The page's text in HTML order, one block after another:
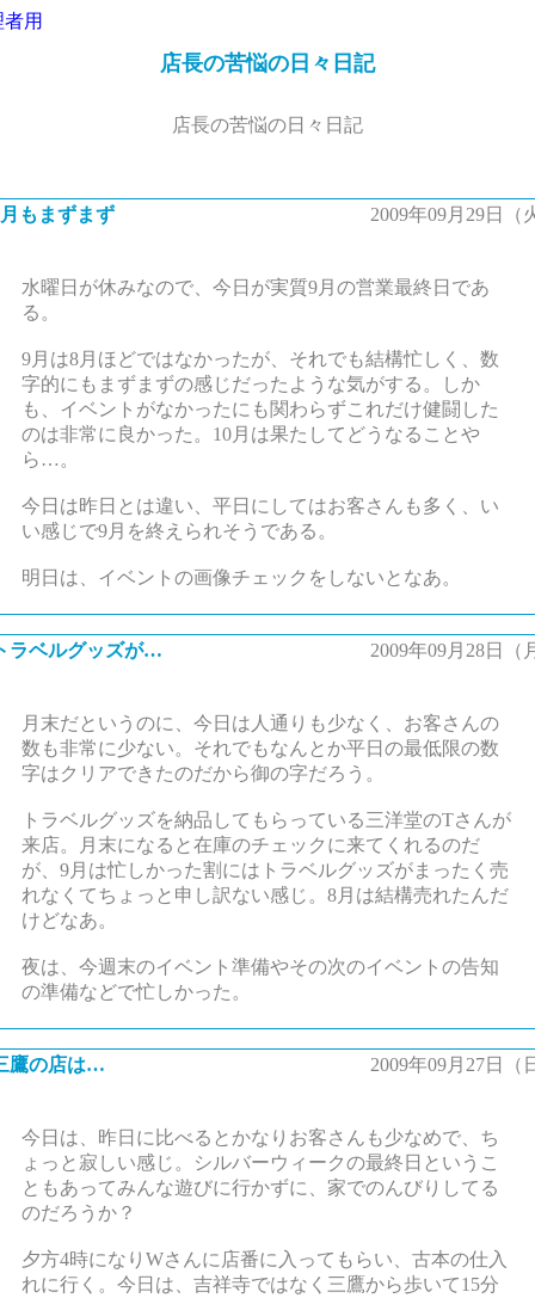
用
店長の苦悩の日々日記
店長の苦悩の日々日記
もまずまず 2009年09月29日（
水曜日が休みなので、今日が実質9月の営業最終日であ
る。
9月は8月ほどではなかったが、それでも結構忙しく、数
字的にもまずまずの感じだったような気がする。しか
も、イベントがなかったにも関わらずこれだけ健闘した
のは非常に良かった。10月は果たしてどうなることや
ら…。
今日は昨日とは違い、平日にしてはお客さんも多く、い
い感じで9月を終えられそうである。
明日は、イベントの画像チェックをしないとなあ。
ラベルグッズが… 2009年09月28日（
月末だというのに、今日は人通りも少なく、お客さんの
数も非常に少ない。それでもなんとか平日の最低限の数
字はクリアできたのだから御の字だろう。
トラベルグッズを納品してもらっている三洋堂のTさんが
来店。月末になると在庫のチェックに来てくれるのだ
が、9月は忙しかった割にはトラベルグッズがまったく売
れなくてちょっと申し訳ない感じ。8月は結構売れたんだ
けどなあ。
夜は、今週末のイベント準備やその次のイベントの告知
の準備などで忙しかった。
鷹の店は… 2009年09月27日（
今日は、昨日に比べるとかなりお客さんも少なめで、ち
ょっと寂しい感じ。シルバーウィークの最終日というこ
ともあってみんな遊びに行かずに、家でのんびりしてる
のだろうか？
夕方4時になりWさんに店番に入ってもらい、古本の仕入
れに行く。今日は、吉祥寺ではなく三鷹から歩いて15分